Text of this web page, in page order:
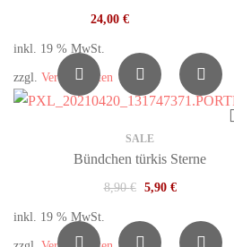
24,00 €
inkl. 19 % MwSt.
zzgl. Versandkosten
SALE
Bündchen türkis Sterne
8,90€ 5,90 €
inkl. 19 % MwSt.